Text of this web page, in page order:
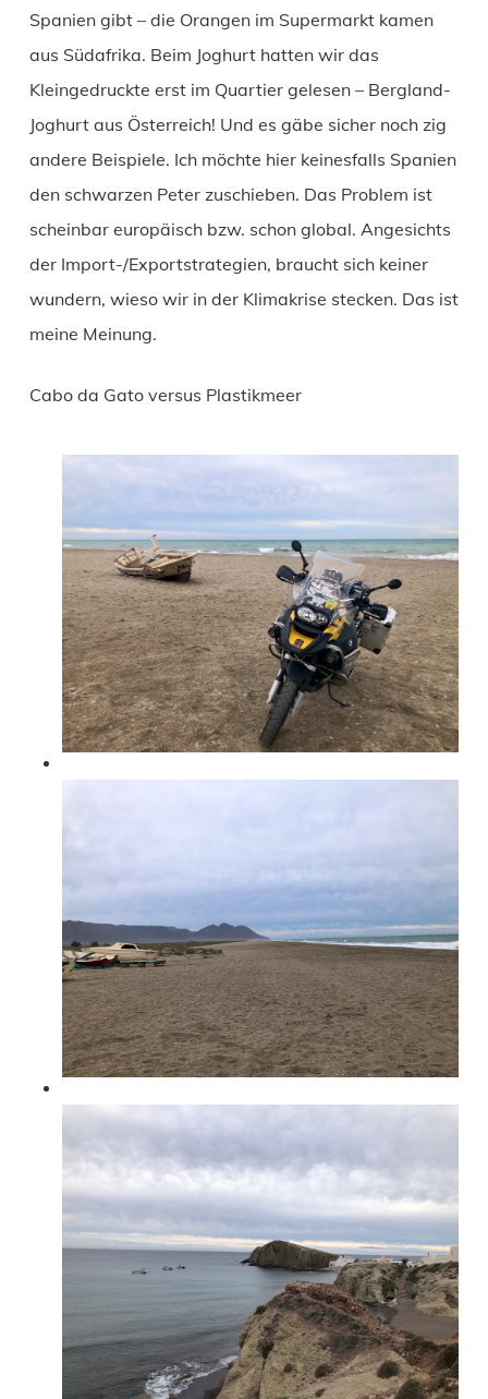
Spanien gibt – die Orangen im Supermarkt kamen
aus Südafrika. Beim Joghurt hatten wir das
Kleingedruckte erst im Quartier gelesen – Bergland-
Joghurt aus Österreich! Und es gäbe sicher noch zig
andere Beispiele. Ich möchte hier keinesfalls Spanien
den schwarzen Peter zuschieben. Das Problem ist
scheinbar europäisch bzw. schon global. Angesichts
der Import-/Exportstrategien, braucht sich keiner
wundern, wieso wir in der Klimakrise stecken. Das ist
meine Meinung.
Cabo da Gato versus Plastikmeer